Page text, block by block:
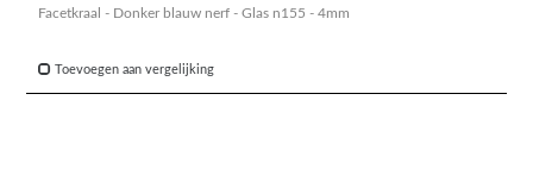
Facetkraal - Donker blauw nerf - Glas n155 - 4mm
Toevoegen aan vergelijking